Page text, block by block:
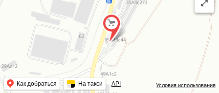
Условия использования
Как добраться На такси API